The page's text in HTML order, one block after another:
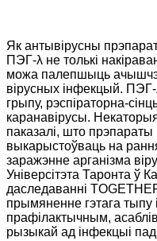
Як антывірусны
ПЭГ-λ не толькі
можа палепшыць
вірусных інфекцый.
грыпу, рэспіраторна-
каранавірусы.
паказалі, што прэпараты
выкарыстоўваць на
заражэнне арганізма
Універсітэта Таронта ў
даследаванні
прымяненне гэтага тыпу
прафілактычным,
рызыкай ад інфекцыі